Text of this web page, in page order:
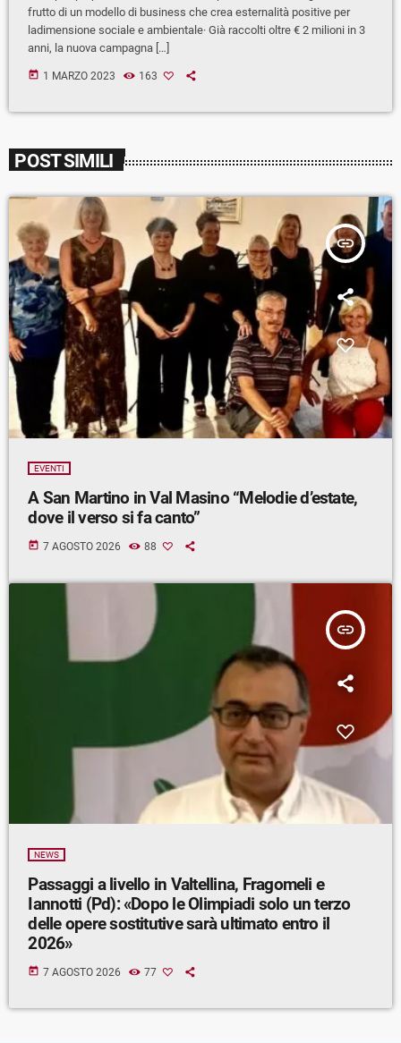
frutto di un modello di business che crea esternalità positive per
ladimensione sociale e ambientale· Già raccolti oltre € 2 milioni in 3
anni, la nuova campagna […]
today 1 MARZO 2023 163
POST SIMILI
insert_link
EVENTI
A San Martino in Val Masino “Melodie d’estate,
dove il verso si fa canto”
today 7 AGOSTO 2026 88
insert_link
NEWS
Passaggi a livello in Valtellina, Fragomeli e
Iannotti (Pd): «Dopo le Olimpiadi solo un terzo
delle opere sostitutive sarà ultimato entro il
2026»
today 7 AGOSTO 2026 77